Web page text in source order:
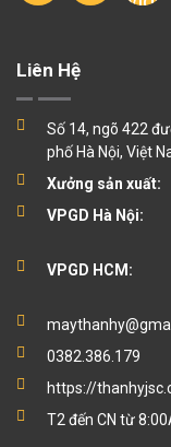
Liên Hệ
Số 14, ngõ 422
phố Hà Nội, Việt
Xưởng sản xuất:
VPGD Hà Nội:
VPGD HCM:
0382.386.179
https://
T2 đến CN từ